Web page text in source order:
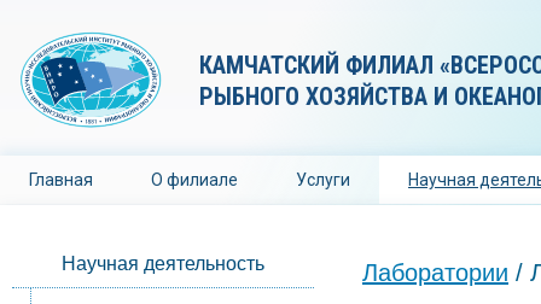
КАМЧАТСКИЙ ФИЛИАЛ
РЫБНОГО ХОЗЯЙСТВА И
Главная О филиале Услуги Научная
Научная деятельность Лаборатории /